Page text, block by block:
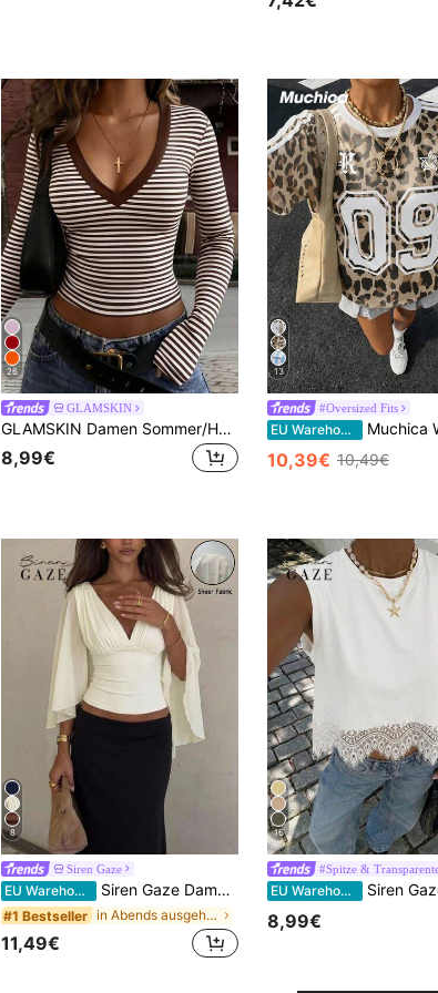
26
GLAMSKIN
GLAMSKIN Damen Sommer/Herbst Basic gestreiftes Kontrastsaum V-Ausschnitt Langarm Top, Schulanfang/Ausflug/Streetwear Lässig
8,99€
13
#Oversized Fits
EU Warehouse Muchica Weltmeisterschaft Trikot Retro Leopardenmuster Farbblock
10,39€ 10,49€
8
Siren Gaze
EU Warehouse Siren Gaze Damen Bluse in Unifarbe mit tiefem V-Ausschnitt, plissiert, lässig, vielseitig, für den täglichen Gebrauch
#1 Bestseller in Abends ausgehen Frauen Blusen
11,49€
16
#Spitze &
EU Warehouse Siren Gaze Damen Sommer Casual Urlaub Pendler
8,99€